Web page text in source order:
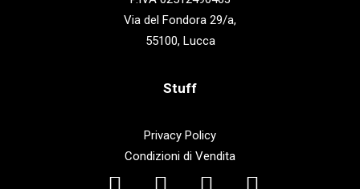
Via del Fondora 29/a,
55100, Lucca
Stuff
Privacy Policy
Condizioni di Vendita